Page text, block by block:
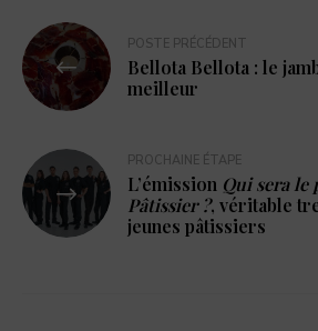
POSTE PRÉCÉDENT
Bellota Bellota : le
meilleur
PROCHAINE ÉTAPE
L’émission Qui sera le
Pâtissier ?, véritable
jeunes pâtissiers